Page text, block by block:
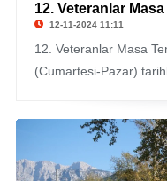
12. Veteranlar
12-11-2024 11:11
12. Veteranlar Masa
(Cumartesi-Pazar)